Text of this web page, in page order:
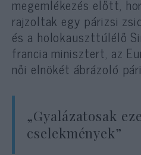
megemlékezés előtt,
rajzoltak egy párizsi
és a holokauszttúlélő
francia minisztert, az
női elnökét ábrázoló
„Gyalázatosak
cselekmények”